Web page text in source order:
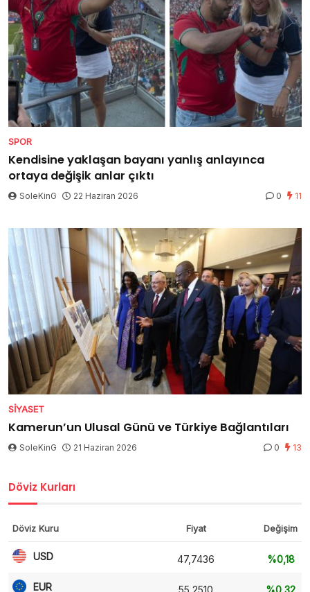
SPOR
Kendisine yaklaşan bayanı yanlış anlayınca
ortaya değişik anlar çıktı
SoleKinG 22 Haziran 2026 0 11
SIYASET
Kamerun’un Ulusal Günü ve Türkiye Bağlantıları
SoleKinG 21 Haziran 2026 0 13
Döviz Kurları
Döviz Kuru Fiyat Değişim
USD 47,7436 %0,18
EUR 55,2510 %0,32